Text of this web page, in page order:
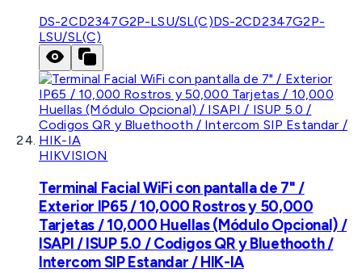
DS-2CD2347G2P-LSU/SL(C)DS-2CD2347G2P-
LSU/SL(C)
HIKVISION
Terminal Facial WiFi con pantalla de 7" /
Exterior IP65 / 10,000 Rostros y 50,000
Tarjetas / 10,000 Huellas (Módulo Opcional) /
ISAPI / ISUP 5.0 / Codigos QR y Bluethooth /
Intercom SIP Estandar / HIK-IA